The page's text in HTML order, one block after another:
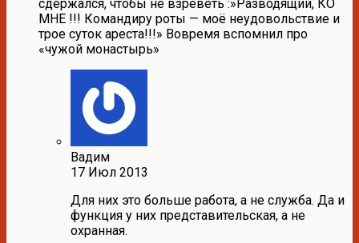
сдержался, чтобы не взреветь :»Разводящий, КО
МНЕ !!! Командиру роты — моё неудовольствие и
трое суток ареста!!!» Вовремя вспомнил про
«чужой монастырь»
Вадим
17 Июл 2013
Для них это больше работа, а не служба. Да и
функция у них представительская, а не
охранная.